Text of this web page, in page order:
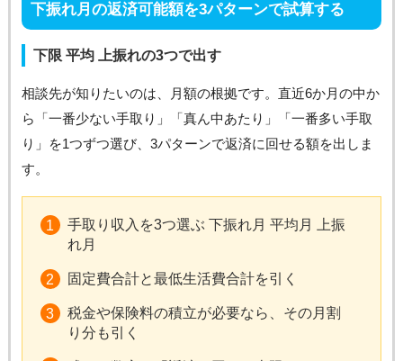
下振れ月の返済可能額を3パターンで試算する
下限 平均 上振れの3つで出す
相談先が知りたいのは、月額の根拠です。直近6か月の中か
ら「一番少ない手取り」「真ん中あたり」「一番多い手取
り」を1つずつ選び、3パターンで返済に回せる額を出しま
す。
手取り収入を3つ選ぶ 下振れ月 平均月 上振
れ月
固定費合計と最低生活費合計を引く
税金や保険料の積立が必要なら、その月割
り分も引く